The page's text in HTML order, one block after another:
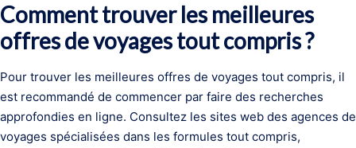
Comment trouver les meilleures
offres de voyages tout compris ?
Pour trouver les meilleures offres de voyages tout compris, il
est recommandé de commencer par faire des recherches
approfondies en ligne. Consultez les sites web des agences de
voyages spécialisées dans les formules tout compris,